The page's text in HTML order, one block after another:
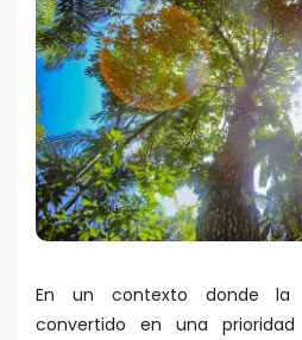
En un contexto donde la
convertido en una